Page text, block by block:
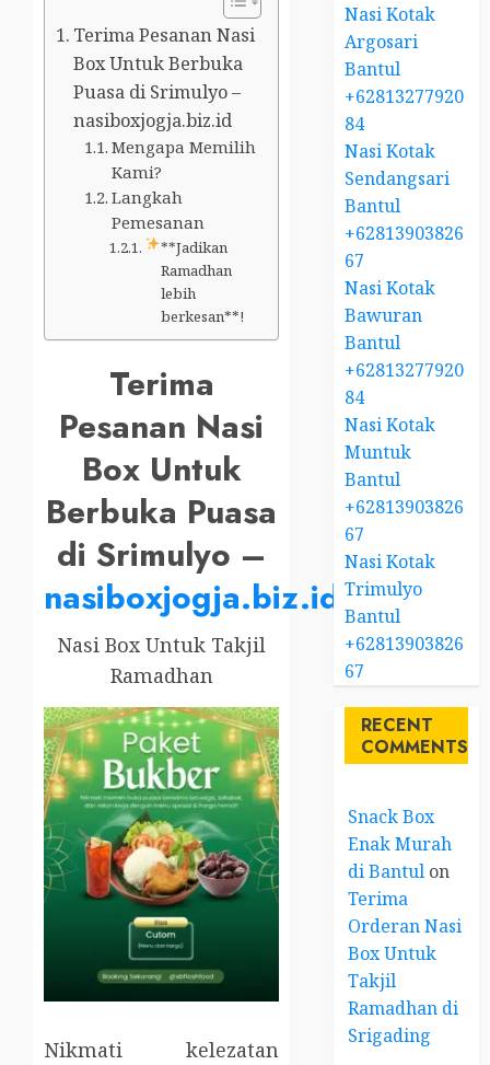
Terima Pesanan Nasi
Box Untuk Berbuka
Puasa di Srimulyo –
nasiboxjogja.biz.id
Mengapa Memilih
Kami?
Langkah
Pemesanan
**Jadikan
Ramadhan
lebih
berkesan**!
Terima
Pesanan Nasi
Box Untuk
Berbuka Puasa
di Srimulyo –
nasiboxjogja.biz.id
Nasi Box Untuk Takjil
Ramadhan
Nikmati kelezatan
Nasi Kotak
Argosari
Bantul
+62813277920
84
Nasi Kotak
Sendangsari
Bantul
+62813903826
67
Nasi Kotak
Bawuran
Bantul
+62813277920
84
Nasi Kotak
Muntuk
Bantul
+62813903826
67
Nasi Kotak
Trimulyo
Bantul
+62813903826
67
RECENT
COMMENTS
Snack Box
Enak Murah
di Bantul on
Terima
Orderan Nasi
Box Untuk
Takjil
Ramadhan di
Srigading